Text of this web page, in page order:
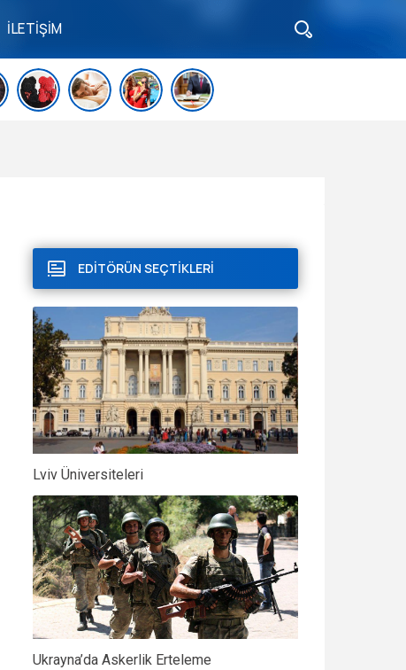
İLETİŞİM
EDİTÖRÜN SEÇTİKLERİ
Lviv Üniversiteleri
Ukrayna’da Askerlik Erteleme